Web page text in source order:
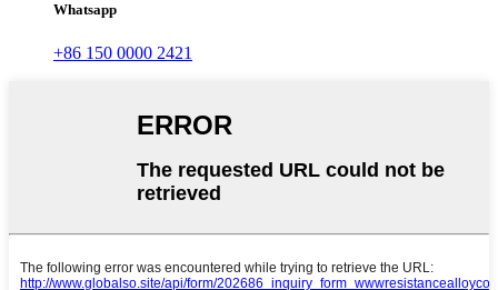
Whatsapp
+86 150 0000 2421